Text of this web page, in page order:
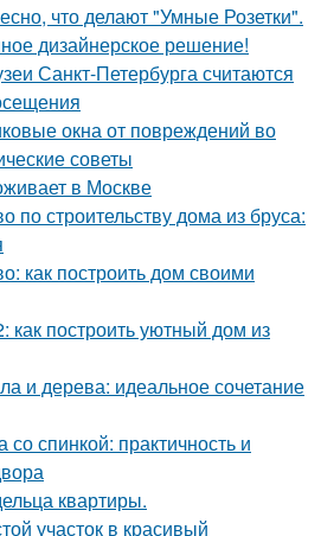
что делают "Умные Розетки".
дизайнерское решение!
Санкт-Петербурга считаются
окна от повреждений во
советы
в Москве
по строительству дома из бруса:
как построить дом своими
как построить уютный дом из
и дерева: идеальное сочетание
со спинкой: практичность и
квартиры.
участок в красивый